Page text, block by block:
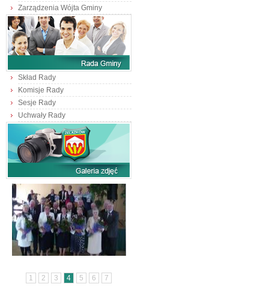
Zarządzenia Wójta Gminy
Skład Rady
Komisje Rady
Sesje Rady
Uchwały Rady
1 2 3 4 5 6 7